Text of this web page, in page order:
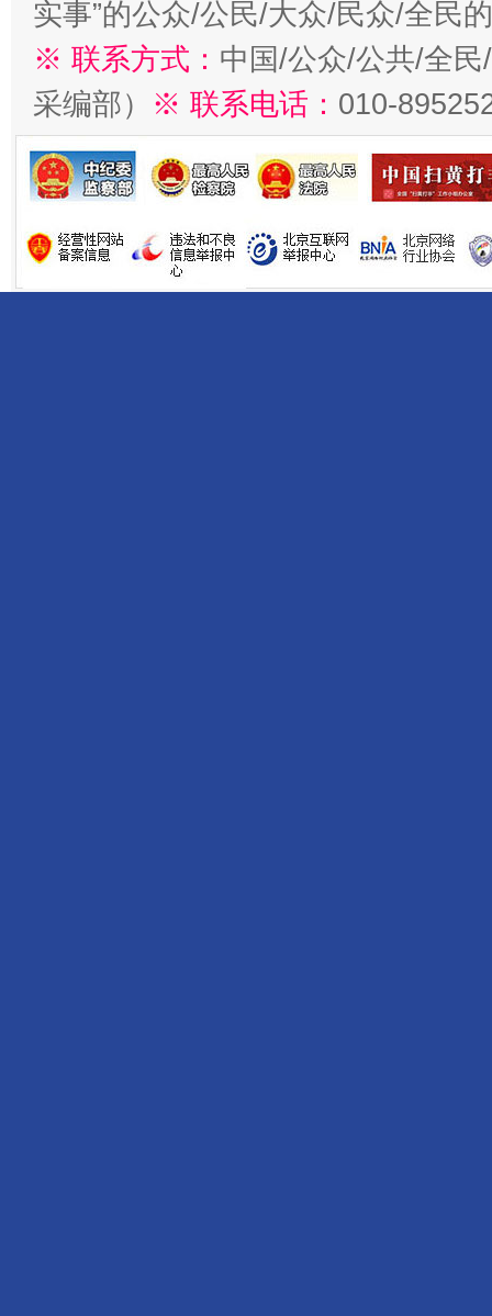
实事”的公众/公民/大众/民众/全民
※ 联系方式： 中国/公众/公共/全
采编部） ※ 联系电话： 010-